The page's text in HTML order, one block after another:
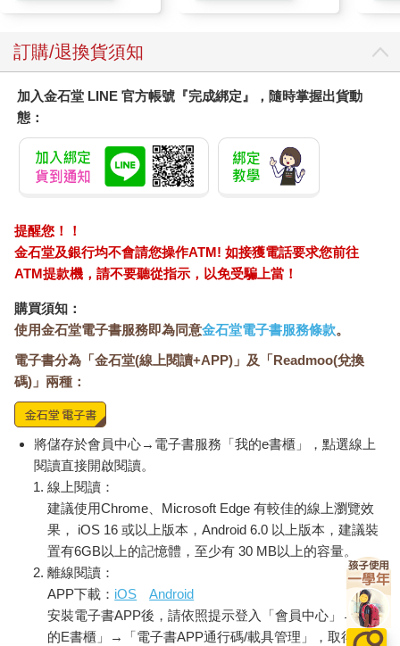
這個世界，就連山田自己也無法想像。
吸管，拿起杯子直接大口喝完了。
他把喝完的杯子放回桌子後，快速對我說。他的嘴角沾到了香蕉
汁。
其實我很想和成哉多聊一會兒，但是我想不到任何挽留他的理
由。雖然只要回去翻畢業紀念冊，就可以找到他老家的電話。正
當我在思考該怎麼辦時，成哉突然對我說：
「如果妳時間方便，要不要去見我的義父母？」
話號碼交給我。
「這是你家的電話？」
「對，因為我沒有手機。」
「你還是沒有手機啊。」
我這句話中有很多含義。因為我不禁想起成哉當年特地跑去附近
的公用電話打電話給我的往事，下一剎那，我就像中了邪似地回
答說：
「不然就去看看吧。」
義父母是什麼意思？他們住在哪裡？我完全沒問這些事，就答應
了成哉的邀約，連我自己都搞不清楚為什麼。也許是想要稍微改
變一下內心揮之不去的混沌景色，而且反正我有大把時間。
那時候，我有一種豁出去的想法，但又補充說明了一件重要的
事。
「但是我有言在先，我不會笑。我已經決定，一輩子都不會再笑
這也是我第一次在別人面前說出這件事。幾天之前，我做出了這
樣的決定，而且在決定之後，這幾天我真的完全沒笑。
原本以為成哉會笑我、罵我，或是教訓我一頓，沒想到他只是很
乾脆地回答說：
「沒問題。」
我甚至不太清楚他是否清楚接收到我想要傳達的意圖。他說完這
句話，就匆匆回去工作了。
訂購/退換貨須知
加入金石堂 LINE 官方帳號『完成綁定』，隨時掌握出貨動
態：
提醒您！！
金石堂及銀行均不會請您操作ATM! 如接獲電話要求您前往
ATM提款機，請不要聽從指示，以免受騙上當！
購買須知：
使用金石堂電子書服務即為同意金石堂電子書服務條款。
電子書分為「金石堂(線上閱讀+APP)」及「Readmoo(兌換
碼)」兩種：
將儲存於會員中心→電子書服務「我的e書櫃」，點選線上
閱讀直接開啟閱讀。
線上閱讀：
建議使用Chrome、Microsoft Edge 有較佳的線上瀏覽效
果， iOS 16 或以上版本，Android 6.0 以上版本，建議裝
置有6GB以上的記憶體，至少有 30 MB以上的容量。
離線閱讀：
APP下載： iOS
Android
安裝電子書APP後，請依照提示登入「會員中心」→「我
的E書櫃」→「電子書APP通行碼/載具管理」，取得通行